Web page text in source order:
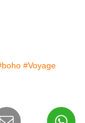
#Voyage